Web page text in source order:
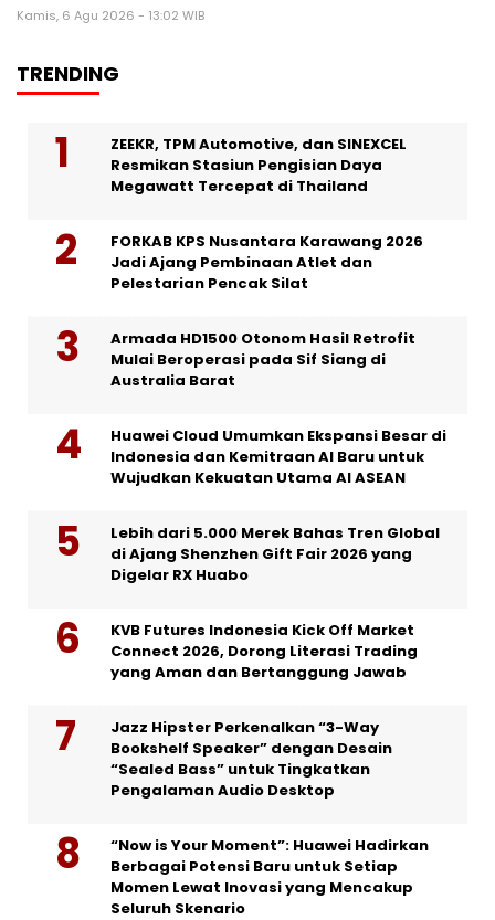
Kamis, 6 Agu 2026 - 13:02 WIB
TRENDING
ZEEKR, TPM Automotive, dan SINEXCEL
Resmikan Stasiun Pengisian Daya
Megawatt Tercepat di Thailand
FORKAB KPS Nusantara Karawang 2026
Jadi Ajang Pembinaan Atlet dan
Pelestarian Pencak Silat
Armada HD1500 Otonom Hasil Retrofit
Mulai Beroperasi pada Sif Siang di
Australia Barat
Huawei Cloud Umumkan Ekspansi Besar di
Indonesia dan Kemitraan AI Baru untuk
Wujudkan Kekuatan Utama AI ASEAN
Lebih dari 5.000 Merek Bahas Tren Global
di Ajang Shenzhen Gift Fair 2026 yang
Digelar RX Huabo
KVB Futures Indonesia Kick Off Market
Connect 2026, Dorong Literasi Trading
yang Aman dan Bertanggung Jawab
Jazz Hipster Perkenalkan “3-Way
Bookshelf Speaker” dengan Desain
“Sealed Bass” untuk Tingkatkan
Pengalaman Audio Desktop
“Now is Your Moment”: Huawei Hadirkan
Berbagai Potensi Baru untuk Setiap
Momen Lewat Inovasi yang Mencakup
Seluruh Skenario